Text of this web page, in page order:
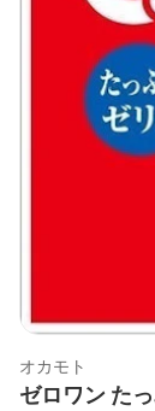
オカモト
ゼロワン た